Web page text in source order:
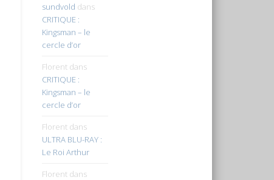
sundvold dans
CRITIQUE :
Kingsman – le
cercle d’or
Florentdans
CRITIQUE :
Kingsman – le
cercle d’or
Florentdans
ULTRA BLU-RAY :
Le Roi Arthur
Florentdans